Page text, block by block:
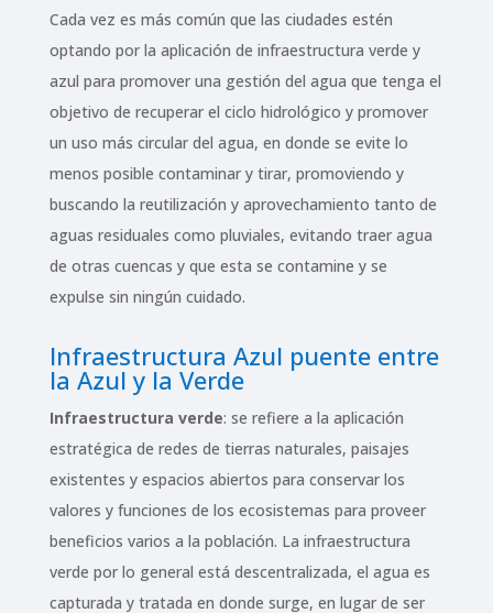
Cada vez es más común que las ciudades estén
optando por la aplicación de infraestructura verde y
azul para promover una gestión del agua que tenga el
objetivo de recuperar el ciclo hidrológico y promover
un uso más circular del agua, en donde se evite lo
menos posible contaminar y tirar, promoviendo y
buscando la reutilización y aprovechamiento tanto de
aguas residuales como pluviales, evitando traer agua
de otras cuencas y que esta se contamine y se
expulse sin ningún cuidado.
Infraestructura Azul puente entre
la Azul y la Verde
Infraestructura verde: se refiere a la aplicación
estratégica de redes de tierras naturales, paisajes
existentes y espacios abiertos para conservar los
valores y funciones de los ecosistemas para proveer
beneficios varios a la población. La infraestructura
verde por lo general está descentralizada, el agua es
capturada y tratada en donde surge, en lugar de ser